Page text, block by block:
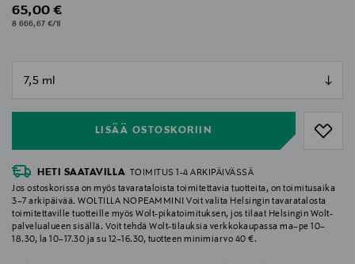
Original Price
65,00 €
8 666,67 €/1l
LISÄÄ OSTOSKORIIN
null
HETI SAATAVILLA
TOIMITUS 1-4 ARKIPÄIVÄSSÄ
Jos ostoskorissa on myös tavarataloista toimitettavia tuotteita, on toimitusaika
3–7 arkipäivää. WOLTILLA NOPEAMMIN! Voit valita Helsingin tavaratalosta
toimitettaville tuotteille myös Wolt-pikatoimituksen, jos tilaat Helsingin Wolt-
palvelualueen sisällä. Voit tehdä Wolt-tilauksia verkkokaupassa ma–pe 10–
18.30, la 10–17.30 ja su 12–16.30, tuotteen minimiarvo 40 €.